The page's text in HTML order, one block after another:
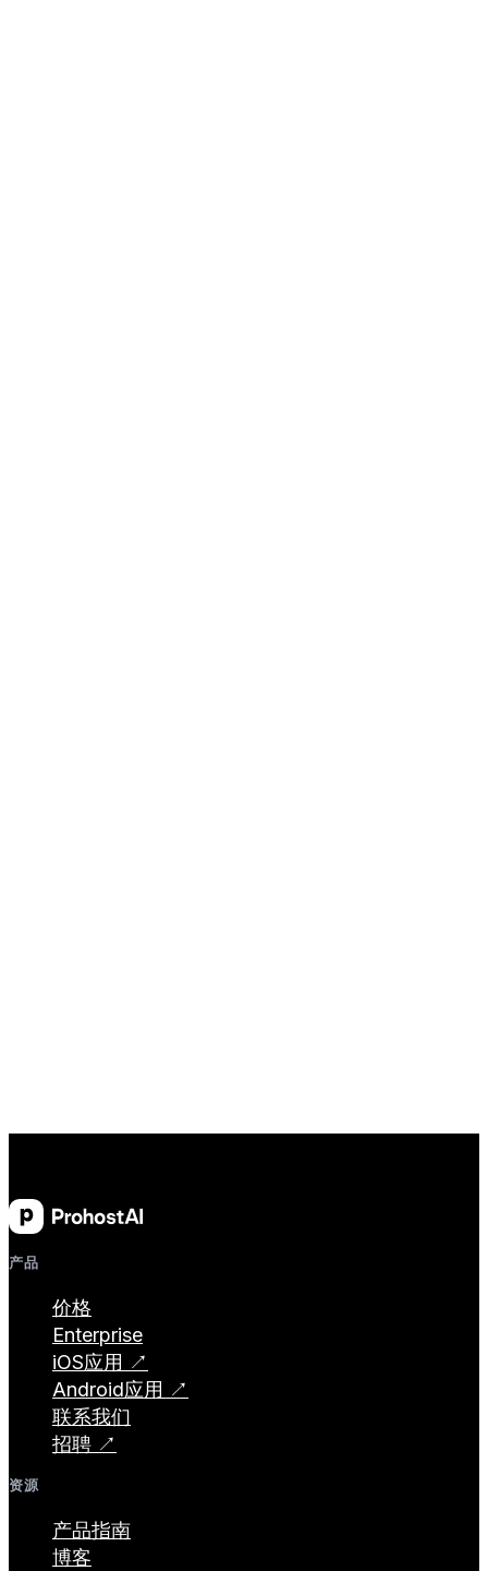
产品
价格
Enterprise
iOS应用 ↗
Android应用 ↗
联系我们
招聘 ↗
资源
产品指南
博客